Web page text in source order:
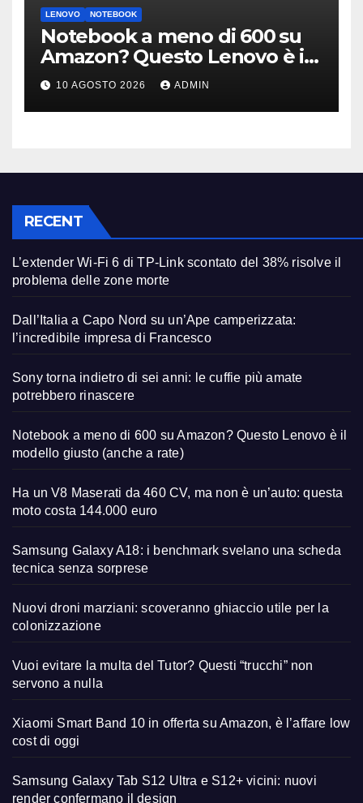
LENOVO NOTEBOOK
Notebook a meno di 600 su
Amazon? Questo Lenovo è il
modello giusto (anche a rate)
10 AGOSTO 2026 ADMIN
RECENT
L’extender Wi-Fi 6 di TP-Link scontato del 38% risolve il
problema delle zone morte
Dall’Italia a Capo Nord su un’Ape camperizzata:
l’incredibile impresa di Francesco
Sony torna indietro di sei anni: le cuffie più amate
potrebbero rinascere
Notebook a meno di 600 su Amazon? Questo Lenovo è il
modello giusto (anche a rate)
Ha un V8 Maserati da 460 CV, ma non è un’auto: questa
moto costa 144.000 euro
Samsung Galaxy A18: i benchmark svelano una scheda
tecnica senza sorprese
Nuovi droni marziani: scoveranno ghiaccio utile per la
colonizzazione
Vuoi evitare la multa del Tutor? Questi “trucchi” non
servono a nulla
Xiaomi Smart Band 10 in offerta su Amazon, è l’affare low
cost di oggi
Samsung Galaxy Tab S12 Ultra e S12+ vicini: nuovi
render confermano il design